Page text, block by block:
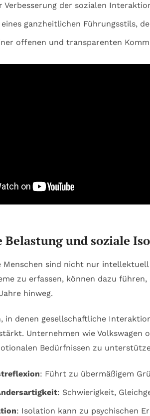
Verbesserung der sozialen
ganzheitlichen Führungsstils,
offenen und transparenten
Belastung und soziale
sind nicht nur
zu erfassen, können dazu
hinweg.
in denen gesellschaftliche
Unternehmen wie
Bedürfnissen zu
: Führt zu übermäßigem
: Schwierigkeit,
: Isolation kann zu psychischen